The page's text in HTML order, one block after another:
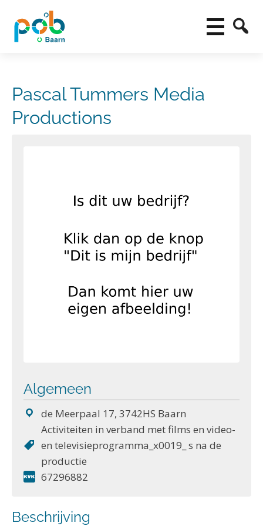
Pascal Tummers Media
Productions
Algemeen
de Meerpaal 17, 3742HS Baarn
Activiteiten in verband met films en video-
en televisieprogramma_x0019_ s na de
productie
67296882
Beschrijving